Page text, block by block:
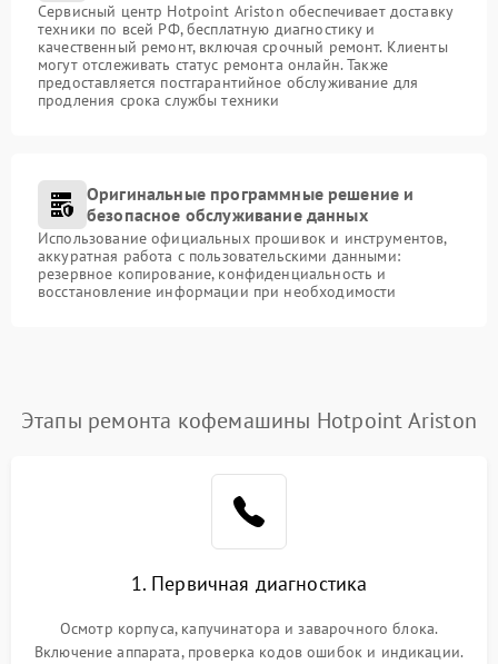
Сервисный центр Hotpoint Ariston обеспечивает доставку
техники по всей РФ, бесплатную диагностику и
качественный ремонт, включая срочный ремонт. Клиенты
могут отслеживать статус ремонта онлайн. Также
предоставляется постгарантийное обслуживание для
продления срока службы техники
Оригинальные программные решение и
безопасное обслуживание данных
Использование официальных прошивок и инструментов,
аккуратная работа с пользовательскими данными:
резервное копирование, конфиденциальность и
восстановление информации при необходимости
Этапы ремонта кофемашины Hotpoint Ariston
1. Первичная диагностика
Осмотр корпуса, капучинатора и заварочного блока.
Включение аппарата, проверка кодов ошибок и индикации.